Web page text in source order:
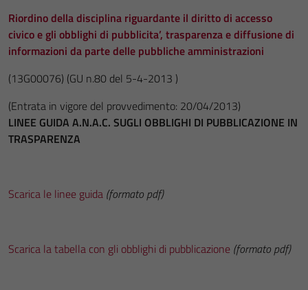
Riordino della disciplina riguardante il diritto di accesso
civico e gli obblighi di pubblicita’, trasparenza e diffusione di
informazioni da parte delle pubbliche amministrazioni
(13G00076) (GU n.80 del 5-4-2013 )
(Entrata in vigore del provvedimento: 20/04/2013)
LINEE GUIDA A.N.A.C. SUGLI OBBLIGHI DI PUBBLICAZIONE IN
TRASPARENZA
Scarica le linee guida (formato pdf)
Scarica la tabella con gli obblighi di pubblicazione (formato pdf)